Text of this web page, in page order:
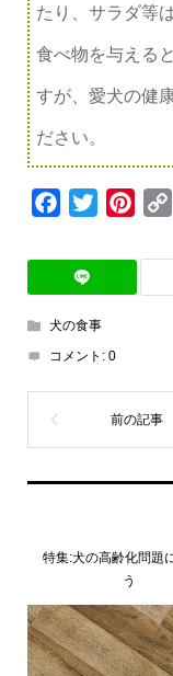
たり、サラダ等
食べ物を与える
すが、愛犬の健
ださい。
Facebook
Twitter
犬の食事
コメント: 0
特集:犬の高齢化問題
う